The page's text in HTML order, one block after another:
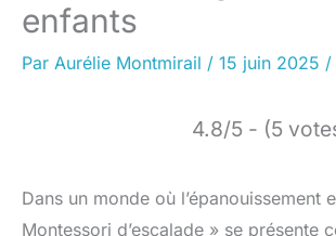
enfants
Par Aurélie Montmirail / 15 juin 2025 /
4.8/5 - (5
Dans un monde où
Montessori d’escalade » se